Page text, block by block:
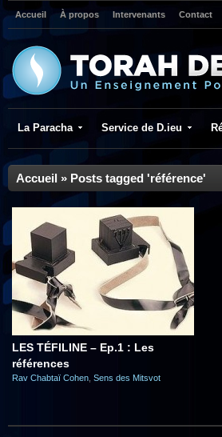
Accueil À propos Intervenants Contact
La Paracha Service de D.ieu
Accueil » Posts tagged 'référence'
LES TÉFILINE – Ep.1 : Les
références
Rav Chabtaï Cohen Sens des Mitsvot